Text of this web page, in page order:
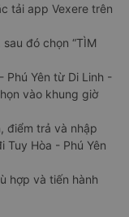
tải app Vexere trên
đó chọn “TÌM
Phú Yên từ Di Linh -
vào khung giờ
điểm trả và nhập
Hòa - Phú Yên
hợp và tiến hành